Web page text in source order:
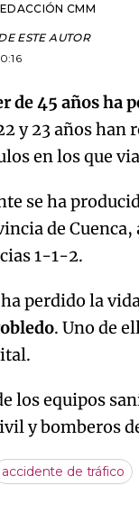
CMM
ESTE AUTOR
de 45 años ha
y 23 años
en los que
se ha
de
1-1-2.
perdido la
. Uno de
los equipos
y bomberos
accidente de tráfico